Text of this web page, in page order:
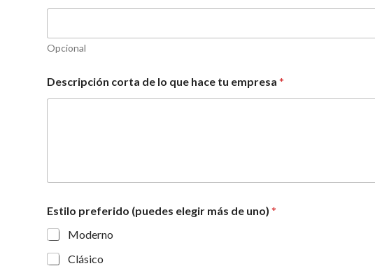
Opcional
Descripción corta de lo que hace tu empresa*
Estilo preferido (puedes elegir más de uno)*
Moderno
Clásico